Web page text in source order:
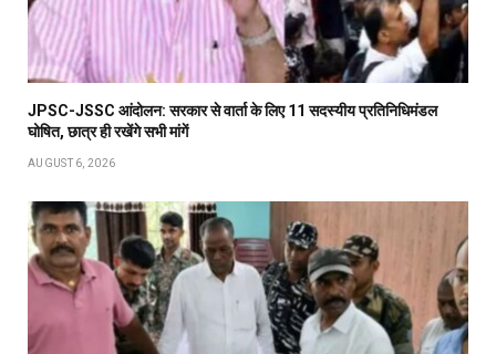
JPSC-JSSC आंदोलन: सरकार से वार्ता के लिए 11 सदस्यीय प्रतिनिधिमंडल
घोषित, छात्र ही रखेंगे सभी मांगें
AUGUST 6, 2026